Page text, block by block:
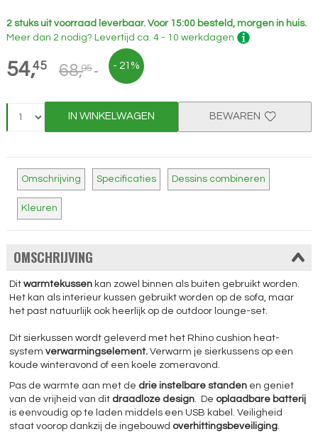
2 stuks uit voorraad leverbaar. Voor 15:00 besteld, morgen in huis.
Meer dan 2 nodig? Levertijd ca. 4 - 10 werkdagen
54,45 68,95 - 21%
IN WINKELWAGEN BEWAREN
Omschrijving Specificaties Dessins combineren
Kleuren
OMSCHRIJVING
Ditwarmtekussen kan zowel binnen als buiten gebruikt worden.
Het kan als interieur kussen gebruikt worden op de sofa, maar
het past natuurlijk ook heerlijk op de outdoor lounge-set.
Dit sierkussen wordt geleverd met het Rhino cushion heat-
systemverwarmingselement. Verwarm je sierkussens op een
koude winteravond of een koele zomeravond.
Pas de warmte aan met de drie instelbare standen en geniet
van de vrijheid van dit draadloze design. De oplaadbare batterij
is eenvoudig op te laden middels een USB kabel. Veiligheid
staat voorop dankzij de ingebouwd overhittingsbeveiliging.